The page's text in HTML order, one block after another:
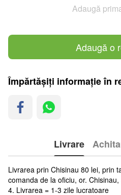
Adaugă
Adaugă o
Împărtășiți informație în
Livrare
Livrarea prin Chisinau 80 lei, prin
comanda de la oficiu, or.
4. Livrarea = 1-3 zile lucratoare